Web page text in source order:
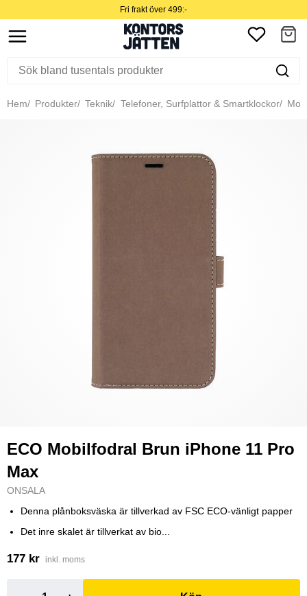
Fri frakt över 499:-
Hem Produkter Teknik Telefoner, Surfplattor & Smartklockor
ECO Mobilfodral Brun iPhone 11 Pro
Max
ONSALA
Denna plånboksväska är tillverkad av FSC ECO-vänligt papper
Det inre skalet är tillverkat av bio...
177 kr inkl. moms